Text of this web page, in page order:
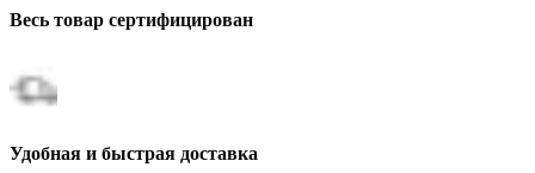
Весь товар сертифицирован
Удобная и быстрая доставка